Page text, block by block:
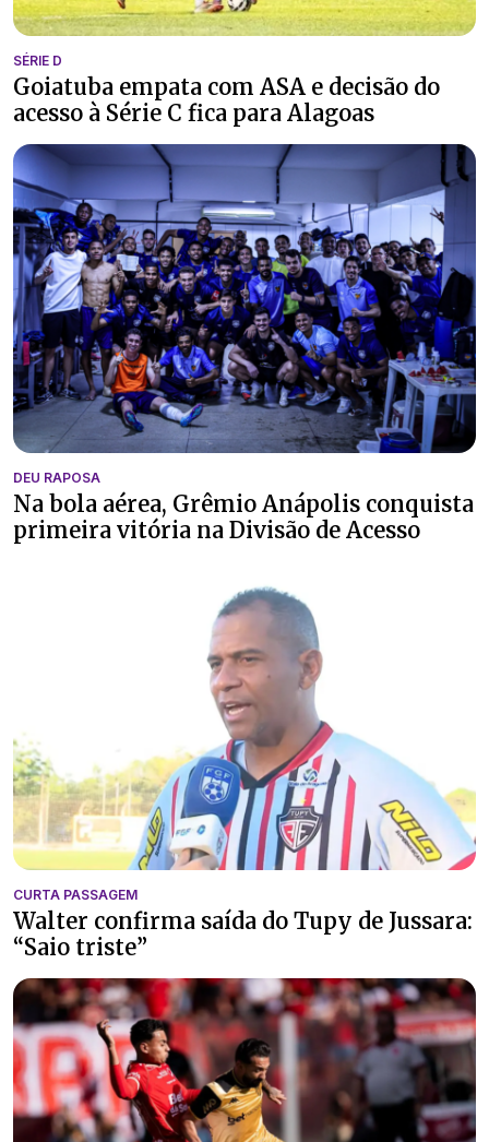
SÉRIE D
Goiatuba empata com ASA e decisão do
acesso à Série C fica para Alagoas
DEU RAPOSA
Na bola aérea, Grêmio Anápolis conquista
primeira vitória na Divisão de Acesso
CURTA PASSAGEM
Walter confirma saída do Tupy de Jussara:
“Saio triste”